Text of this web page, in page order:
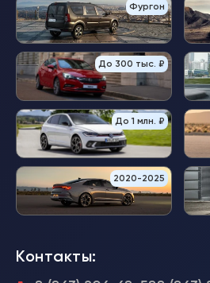
Фургон
До 300 тыс. ₽
До 1 млн. ₽
2020-2025
Контакты: